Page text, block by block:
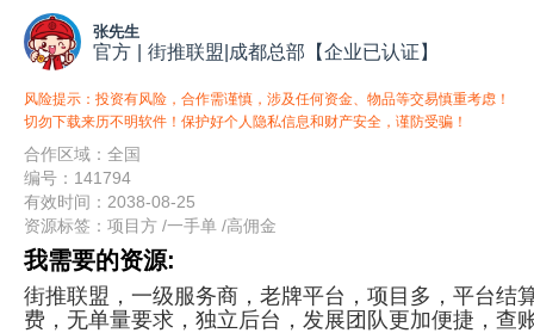
张先生
官方 街推联盟|成都总部【企业已认证】
风险提示：投资有风险，合作需谨慎，涉及任何资金、物品等交易慎重考虑！
切勿下载来历不明软件！保护好个人隐私信息和财产安全，谨防受骗！
合作区域：全国
编号：141794
有效时间：2038-08-25
资源标签： 项目方 /一手单 /高佣金
我需要的资源:
街推联盟，一级服务商，老牌平台，项目多，平台结
费，无单量要求，独立后台，发展团队更加便捷，查